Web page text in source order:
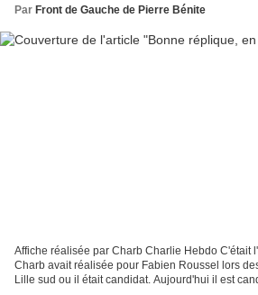
Par Front de Gauche de Pierre Bénite
Affiche réalisée par Charb Charlie Hebdo C'était
Charb avait réalisée pour Fabien Roussel lors
Lille sud ou il était candidat. Aujourd'hui il est